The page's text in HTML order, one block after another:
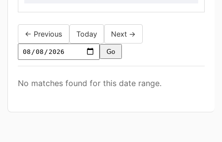
← Previous Today Next →
Jump
date
Go
No matches found for this date range.